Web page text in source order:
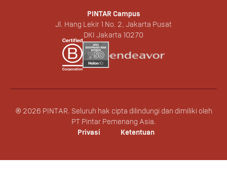
PINTAR Campus
Jl. Hang Lekir 1 No. 2, Jakarta Pusat
DKI Jakarta 10270
© 2026 PINTAR. Seluruh hak cipta dilindungi dan dimiliki oleh
PT Pintar Pemenang Asia.
Privasi
Ketentuan